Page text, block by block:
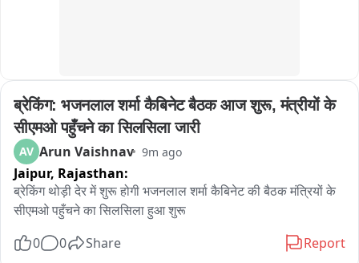
सरकारच्या विरोधातील सुरुवात आहे, नाही हे जनता ठरवत असते
जनता महायुतीच्या सरकारसोबत आहे
राज ठाकरे यांचा कुणीतरी गैरसमज करून दिलाय
राज साहेबांच्या सोबत राहून काही लोक स्वतःच पक्ष वाढवण्याचा प्रयत्न
करताहेत
महापालिकेला मनसेचे नुकसान झालं
राज ठाकरे यांची एकेकाळी पंतप्रधान नरेंद्र मोदी यांच्या समर्थनार्थ भूमिका
होती,  त्यांचे गैरसमज आहेत, ते लवकरात दूर केले जातील.
ब्रेकिंग: भजनलाल शर्मा कैबिनेट बैठक आज शुरू, मंत्रीयों के
सीएमओ पहुँचने का सिलसिला जारी
AV Arun Vaishnav 9m ago
Jaipur, Rajasthan:
ब्रेकिंग थोड़ी देर में शुरू होगी भजनलाल शर्मा कैबिनेट की बैठक मंत्रियों के
सीएमओ पहुँचने का सिलसिला हुआ शुरू
0 0 Share Report